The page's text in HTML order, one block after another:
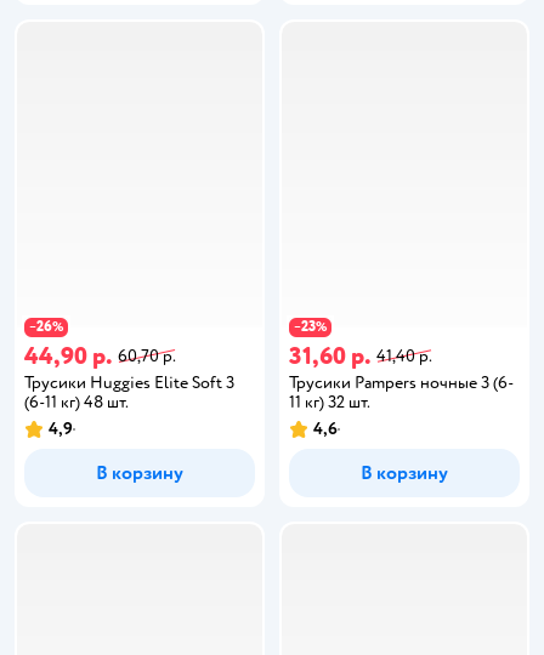
−26%
44,90 р. 60,70 р.
Трусики Huggies Elite Soft 3
(6-11 кг) 48 шт.
4,9
В корзину
−23%
31,60 р. 41,40 р.
Трусики Pampers ночные 3 (6-
11 кг) 32 шт.
4,6
В корзину